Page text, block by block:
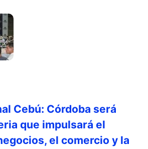
Cebú: Córdoba será
que impulsará el
el comercio y la